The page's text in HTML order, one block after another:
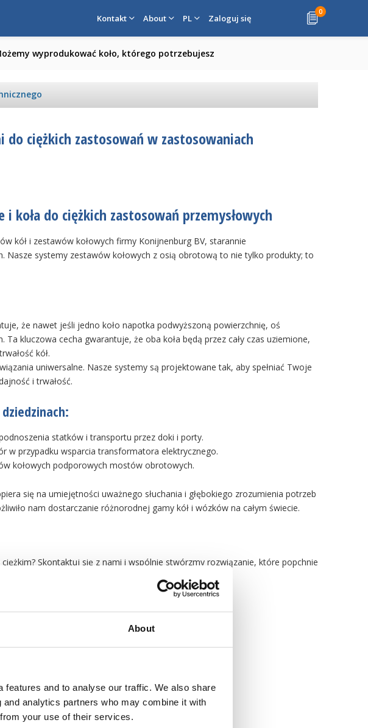
About
and to analyse our traffic. We also share
analytics partners who may combine it with
your use of their services.
Kontakt About PL Zaloguj się
0
wyprodukować koło, którego potrzebujesz
ciężkich zastosowań w zastosowaniach
koła do ciężkich zastosowań przemysłowych
kół i zestawów kołowych firmy Konijnenburg BV, starannie
Nasze systemy zestawów kołowych z osią obrotową to nie tylko produkty; to
że nawet jeśli jedno koło napotka podwyższoną powierzchnię, oś
kluczowa cecha gwarantuje, że oba koła będą przez cały czas uziemione,
kół.
uniwersalne. Nasze systemy są projektowane tak, aby spełniać Twoje
i trwałość.
statków i transportu przez doki i porty.
w przypadku wsparcia transformatora elektrycznego.
kołowych podporowych mostów obrotowych.
się na umiejętności uważnego słuchania i głębokiego zrozumienia potrzeb
nam dostarczanie różnorodnej gamy kół i wózków na całym świecie.
Skontaktuj się z nami i wspólnie stwórzmy rozwiązanie, które popchnie